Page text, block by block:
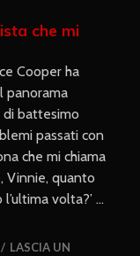
che mi
Cooper ha
panorama
di battesimo
passati con
che mi chiama
Vinnie, quanto
volta?’ …
LASCIA UN